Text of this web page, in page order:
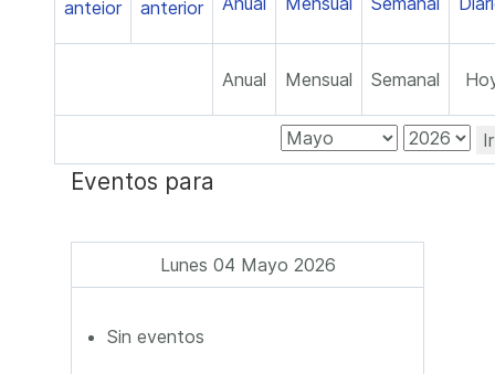
Anual Mensual Semanal
Eventos para
Lunes 04 Mayo 2026
Sin eventos